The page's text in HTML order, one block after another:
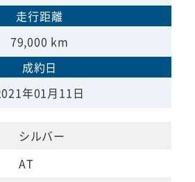
走行距離
79,000 km
成約日
年01月11日
シルバー
AT